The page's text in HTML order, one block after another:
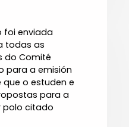
foi enviada
todas as
do Comité
para a emisión
o estuden e
para a
polo citado